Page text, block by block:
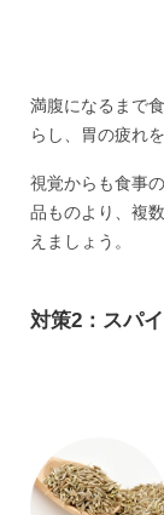
満腹になるまで
らし、胃の疲れ
視覚からも食事
品ものより、複
えましょう。
対策2：スパ